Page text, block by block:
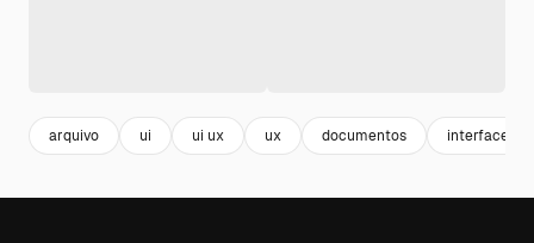
arquivo ui ui ux ux documentos interface